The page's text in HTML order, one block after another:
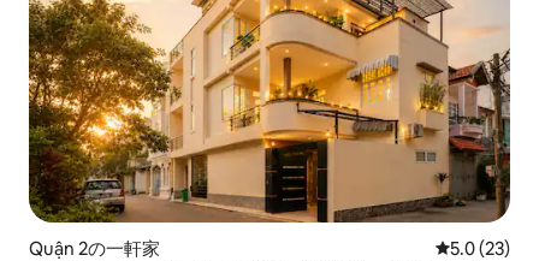
Quận 2の一軒家 レビュー23
5.0 (23)